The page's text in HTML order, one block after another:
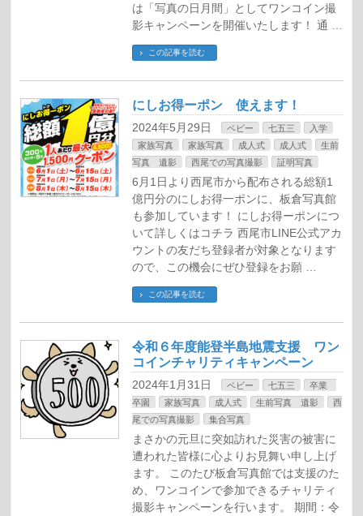
は「写真の日月間」としてワンコイン撮
影キャンペーンを開催いたします！ 通 …
この記事を読む
にしお得ーポン 使えます！
2024年5月29日 ベビー 七五三
入学
家族写真
家族写真 成人式 成人式
生前
写真 遺影
西尾での写真撮影 証明写真
6月1日より西尾市から配布される総額1
億円分のにしお得一ポンに、板倉写真館
も参加しています！ にしお得ーポンにつ
いて詳しくはコチラ 西尾市LINE公式アカ
ウントの友だち登録者が対象となります
ので、この機会にぜひ登録をお願 …
この記事を読む
令和６年度能登半島地震支援 ワン
コインチャリティキャンペーン
2024年1月31日 ベビー 七五三
卒業
卒園
家族写真 成人式 生前写真 遺影
西
尾での写真撮影
集合写真
まさかの元旦に突如訪れた災害の被害に
遭われた皆様に心よりお見舞い申し上げ
ます。 このたび板倉写真館では支援のた
め、ワンコインで参加できるチャリティ
撮影キャンペーンを行います。 期間：令